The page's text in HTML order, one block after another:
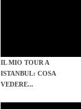
IL MIO TOUR A
ISTANBUL: COSA
VEDERE...